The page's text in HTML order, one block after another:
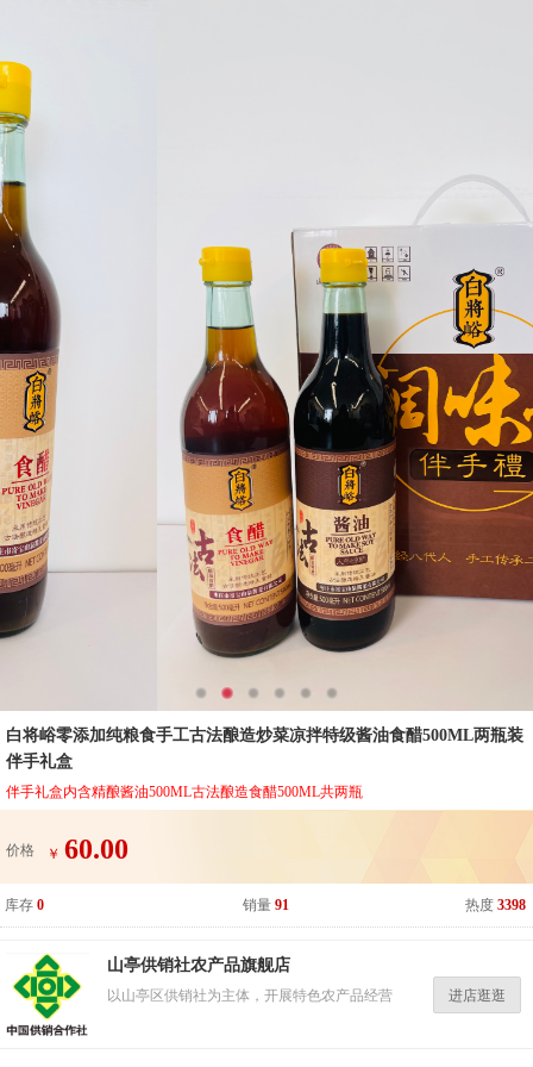
白将峪零添加纯粮食手工古法酿造炒菜凉拌特级酱油食醋500ML两瓶装
伴手礼盒
伴手礼盒内含精酿酱油500ML古法酿造食醋500ML共两瓶
价格 ￥ 60.00
库存 0 销量 91 热度 3398
山亭供销社农产品旗舰店
以山亭区供销社为主体，开展特色农产品经营 进店逛逛